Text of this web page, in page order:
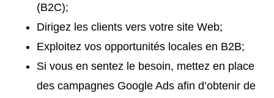
(B2C);
Dirigez les clients vers votre site Web;
Exploitez vos opportunités locales en B2B;
Si vous en sentez le besoin, mettez en place
des campagnes Google Ads afin d’obtenir de